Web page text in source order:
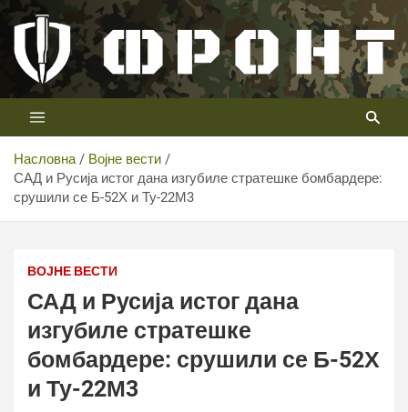
Скип
цонтент
Телевизија ФРОНТ
Први војни канал у Србији
Насловна
Војне вести
САД и Русија истог дана изгубиле стратешке бомбардере:
срушили се Б-52Х и Ту-22М3
ВОЈНЕ ВЕСТИ
САД и Русија истог дана
изгубиле стратешке
бомбардере: срушили се Б-52Х
и Ту-22М3